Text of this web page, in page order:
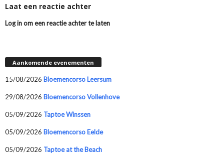
Laat een reactie achter
Log in om een reactie achter te laten
Aankomende evenementen
15/08/2026 Bloemencorso Leersum
29/08/2026 Bloemencorso Vollenhove
05/09/2026 Taptoe Winssen
05/09/2026 Bloemencorso Eelde
05/09/2026 Taptoe at the Beach